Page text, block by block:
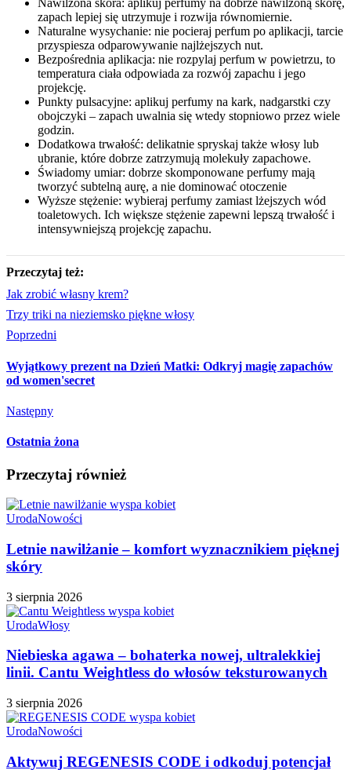
Nawilżona skóra: aplikuj perfumy na dobrze nawilżoną skórę,
zapach lepiej się utrzymuje i rozwija równomiernie.
Naturalne wysychanie: nie pocieraj perfum po aplikacji, tarcie
przyspiesza odparowywanie najlżejszych nut.
Bezpośrednia aplikacja: nie rozpylaj perfum w powietrzu, to
temperatura ciała odpowiada za rozwój zapachu i jego
projekcję.
Punkty pulsacyjne: aplikuj perfumy na kark, nadgarstki czy
obojczyki – zapach uwalnia się wtedy stopniowo przez wiele
godzin.
Dodatkowa trwałość: delikatnie spryskaj także włosy lub
ubranie, które dobrze zatrzymują molekuły zapachowe.
Świadomy umiar: dobrze skomponowane perfumy mają
tworzyć subtelną aurę, a nie dominować otoczenie
Wyższe stężenie: wybieraj perfumy zamiast lżejszych wód
toaletowych. Ich większe stężenie zapewni lepszą trwałość i
intensywniejszą projekcję zapachu.
Przeczytaj też:
Jak zrobić własny krem?
Trzy triki na nieziemsko piękne włosy
Poprzedni
Wyjątkowy prezent na Dzień Matki: Odkryj magię zapachów
od women'secret
Następny
Ostatnia żona
Przeczytaj również
UrodaNowości
Letnie nawilżanie – komfort wyznacznikiem pięknej
skóry
3 sierpnia 2026
UrodaWłosy
Niebieska agawa – bohaterka nowej, ultralekkiej
linii. Cantu Weightless do włosów teksturowanych
3 sierpnia 2026
UrodaNowości
Aktywuj REGENESIS CODE i odkoduj potencjał